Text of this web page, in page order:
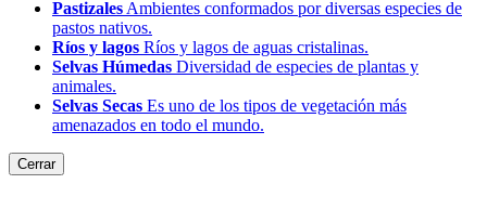
Pastizales Ambientes conformados por diversas especies de
pastos nativos.
Ríos y lagos Ríos y lagos de aguas cristalinas.
Selvas Húmedas Diversidad de especies de plantas y
animales.
Selvas Secas Es uno de los tipos de vegetación más
amenazados en todo el mundo.
Cerrar